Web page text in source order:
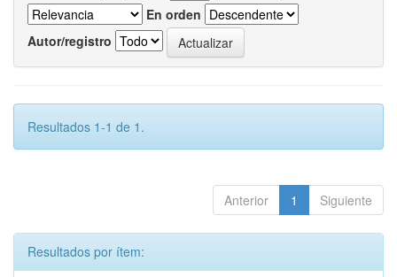
En orden
Autor/registro
Resultados 1-1 de 1.
Anterior 1 Siguiente
Resultados por ítem: